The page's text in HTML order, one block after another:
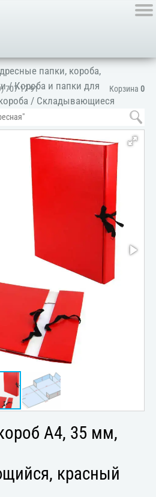
Корзина 0
707-17-91
папки, короба,
/Короба и папки для
/ Складывающиеся
А4, 35 мм,
красный